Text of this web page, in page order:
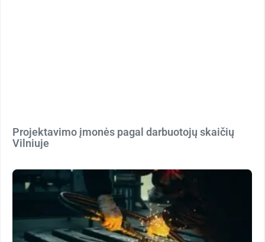
Projektavimo įmonės pagal darbuotojų skaičių
Vilniuje